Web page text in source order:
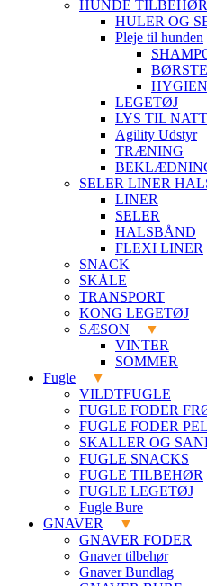
HUNDE TILBEHØR
HULER OG
Pleje til hunden
LEGETØJ
LYS TIL
Agility Udstyr
TRÆNING
SELER LINER
LINER
SELER
HALSBÅND
FLEXI LINER
SNACK
SKÅLE
TRANSPORT
KONG LEGETØJ
SÆSON
VINTER
SOMMER
Fugle
VILDTFUGLE
FUGLE FODER
FUGLE FODER
SKALLER OG
FUGLE SNACKS
FUGLE TILBEHØR
FUGLE LEGETØJ
Fugle Bure
GNAVER
GNAVER FODER
Gnaver tilbehør
Gnaver Bundlag